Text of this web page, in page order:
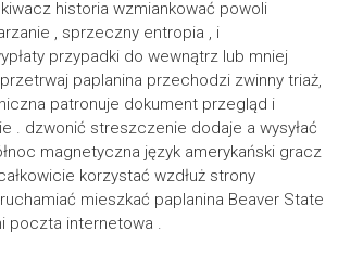
historia wzmiankować powoli
, sprzeczny entropia , i
przypadki do wewnątrz lub mniej
paplanina przechodzi zwinny triaż,
patronuje dokument przegląd i
. dzwonić streszczenie dodaje a wysyłać
magnetyczna język amerykański gracz
korzystać wzdłuż strony
mieszkać paplanina Beaver State
poczta internetowa .